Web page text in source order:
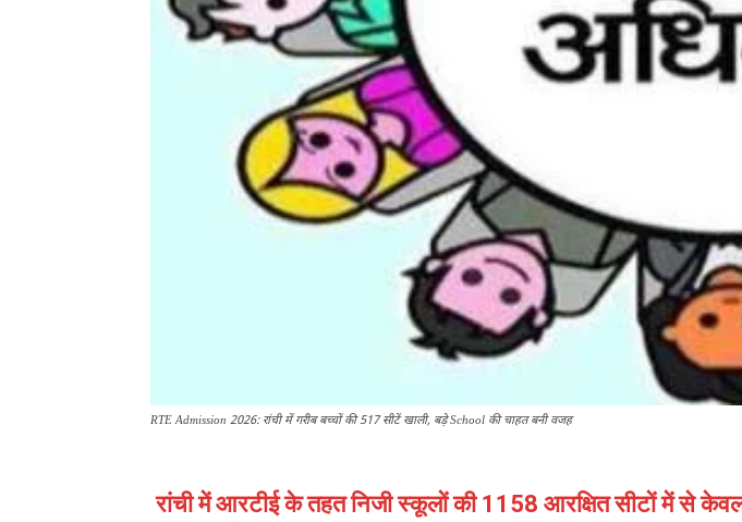
RTE Admission 2026: रांची में गरीब बच्चों की 517 सीटें खाली, बड़े School की चाहत बनी वजह
रांची में आरटीई के तहत निजी स्कूलों की 1158 आरक्षित सीटों में से